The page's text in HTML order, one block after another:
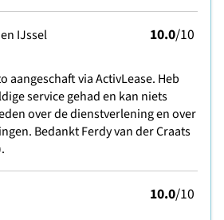
IJssel 10.0/10
aangeschaft via ActivLease. Heb
service gehad en kan niets
over de dienstverlening en over
Bedankt Ferdy van der Craats
10.0/10